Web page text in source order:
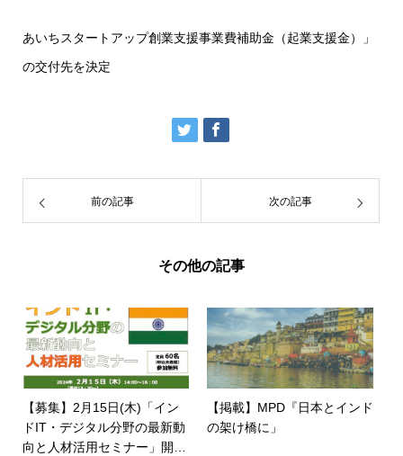
あいちスタートアップ創業支援事業費補助金（起業支援金）」
の交付先を決定
前の記事 次の記事
その他の記事
【募集】2月15日(木)「イン
ドIT・デジタル分野の最新動
向と人材活用セミナー」開催
【掲載】MPD『日本とインド
の架け橋に」